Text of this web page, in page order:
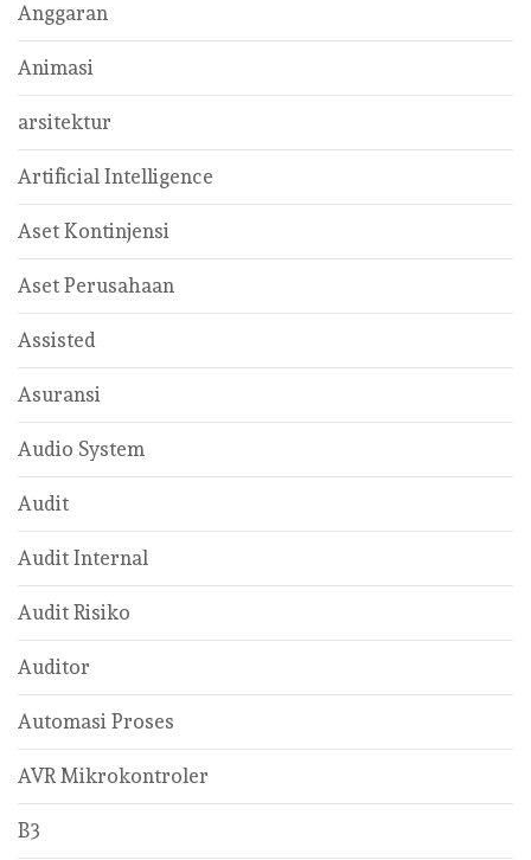
Anggaran
Animasi
arsitektur
Artificial Intelligence
Aset Kontinjensi
Aset Perusahaan
Assisted
Asuransi
Audio System
Audit
Audit Internal
Audit Risiko
Auditor
Automasi Proses
AVR Mikrokontroler
B3